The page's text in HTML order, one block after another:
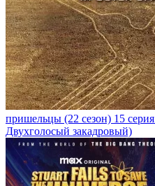
пришельцы (22 сезон) 15 серия
Двухголосый закадровый)